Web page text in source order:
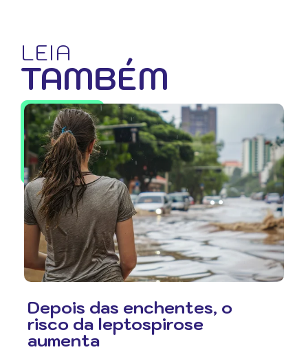
LEIA
TAMBÉM
Depois das enchentes, o
risco da leptospirose
aumenta